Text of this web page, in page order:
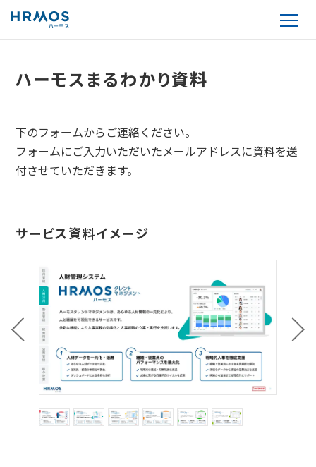
ハーモスまるわかり資料
下のフォームからご連絡ください。
フォームにご入力いただいたメールアドレスに資料を送
付させていただきます。
サービス資料イメージ